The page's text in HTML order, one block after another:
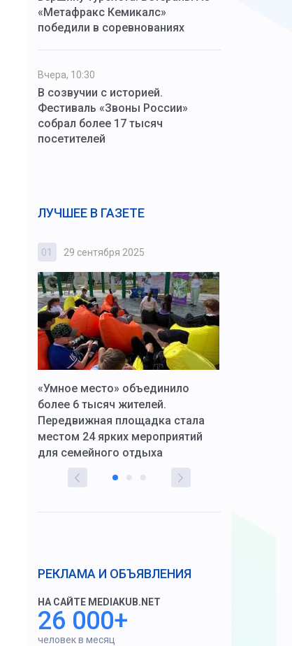
«Метафракс Кемикалс»
победили в соревнованиях
Вчера, 10:30
В созвучии с историей.
Фестиваль «Звоны России»
собрал более 17 тысяч
посетителей
ЛУЧШЕЕ В ГАЗЕТЕ
01 29 сентября 2025
«Умное место» объединило
более 6 тысяч жителей.
Передвижная площадка стала
местом 24 ярких мероприятий
для семейного отдыха
РЕКЛАМА И ОБЪЯВЛЕНИЯ
НА САЙТЕ MEDIAKUB.NET
26 000+
человек в месяц